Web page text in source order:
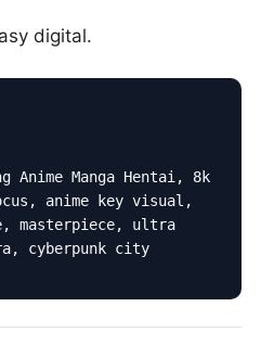
digital.
Anime Manga Hentai, 8k
anime key visual,
masterpiece, ultra
cyberpunk city